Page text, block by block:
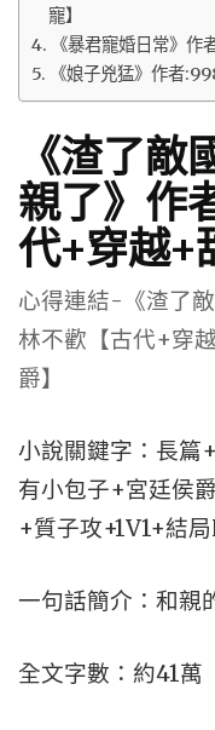
寵】
《暴君寵婚日常》作
《娘子兇猛》作者
《渣了敵
親了》作
代+穿越+
心得連結-《渣了
林不歡【古代+穿
爵】
小說關鍵字：長篇
有小包子+宮廷侯
+質子攻+1V1+結
一句話簡介：和親
全文字數：約41萬